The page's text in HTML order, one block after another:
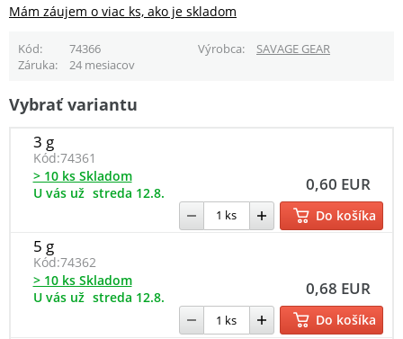
Mám záujem o viac ks, ako je skladom
Kód 74366 Výrobca
SAVAGE GEAR
Záruka
24 mesiacov
Vybrať variantu
3 g
Kód:74361
0,60 EUR
> 10 ks Skladom
U vás už streda 12.8.
Do košíka
5 g
Kód:74362
0,68 EUR
> 10 ks Skladom
U vás už streda 12.8.
Do košíka